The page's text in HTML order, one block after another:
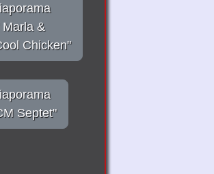
Marla &
Chicken"
Septet"